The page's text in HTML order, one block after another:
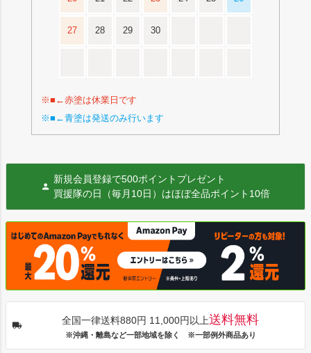
27 28 29 30
※■←赤塗は休業日です
※■←青塗は発送のみ行います
新規会員登録で500ポイントプレゼント
買援隊の日（毎月10日）はほぼ全品ポイント10倍
全国一律送料880円 11,000円以上送料無料
※沖縄・離島など一部地域を除く ※一部例外商品あり